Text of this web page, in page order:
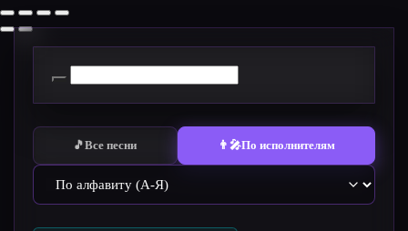
Перейти
к
🎵Все песни 👨‍🎤По исполнителям